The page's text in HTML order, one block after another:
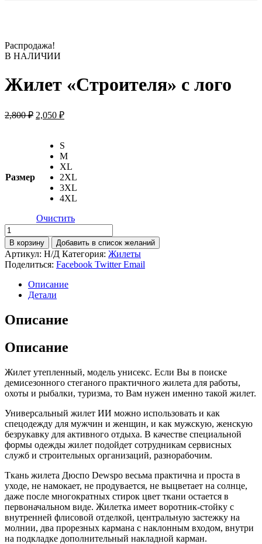
Распродажа!
В НАЛИЧИИ
Жилет «Строителя» с лого
2,800₽ Первоначальная
2,800 ₽.
2,050 ₽Текущая
Размер
S
M
XL
2XL
3XL
4XL
Очистить
Количество
товара
Жилет
«Строителя»
с
лого
В корзину Добавить в список желаний
Артикул: Н/Д Категория: Жилеты
Поделиться: Facebook Twitter Email
Описание
Детали
Описание
Описание
Жилет утепленный, модель унисекс. Если Вы в поиске
демисезонного стеганого практичного жилета для работы,
охоты и рыбалки, туризма, то Вам нужен именно такой жилет.
Универсальный жилет ИИ можно использовать и как
спецодежду для мужчин и женщин, и как мужскую, женскую
безрукавку для активного отдыха. В качестве специальной
формы одежды жилет подойдет сотрудникам сервисных
служб и строительных организаций, разнорабочим.
Ткань жилета Дюспо Dewspo весьма практична и проста в
уходе, не намокает, не продувается, не выцветает на солнце,
даже после многократных стирок цвет ткани остается в
первоначальном виде. Жилетка имеет воротник-стойку с
внутренней флисовой отделкой, центральную застежку на
молнии, два прорезных кармана с наклонным входом, внутри
на подкладке дополнительный накладной карман.